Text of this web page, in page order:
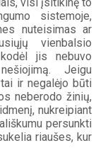
sistemoje,
nuteisimas ar
vienbalsio
jis nebuvo
Jeigu
ir negalėjo būti
neberodo žinių,
nukreipiant
persunkti
riaušes, kur